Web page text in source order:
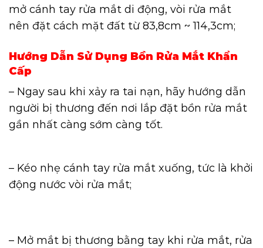
mở cánh tay rửa mắt di động, vòi rửa mắt
nên đặt cách mặt đất từ ​​83,8cm ~ 114,3cm;
Hướng Dẫn Sử Dụng Bồn Rửa Mắt Khẩn
Cấp
– Ngay sau khi xảy ra tai nạn, hãy hướng dẫn
người bị thương đến nơi lắp đặt bồn rửa mắt
gần nhất càng sớm càng tốt.
– Kéo nhẹ cánh tay rửa mắt xuống, tức là khởi
động nước vòi rửa mắt;
– Mở mắt bị thương bằng tay khi rửa mắt, rửa